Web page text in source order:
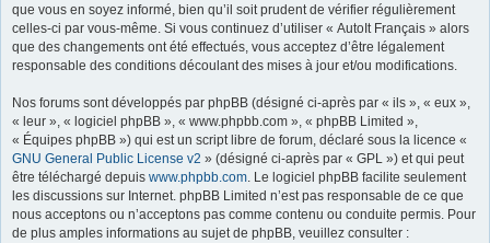
que vous en soyez informé, bien qu’il soit prudent de vérifier régulièrement
celles-ci par vous-même. Si vous continuez d’utiliser « AutoIt Français » alors
que des changements ont été effectués, vous acceptez d’être légalement
responsable des conditions découlant des mises à jour et/ou modifications.
Nos forums sont développés par phpBB (désigné ci-après par « ils », « eux »,
« leur », « logiciel phpBB », « www.phpbb.com », « phpBB Limited »,
« Équipes phpBB ») qui est un script libre de forum, déclaré sous la licence «
GNU General Public License v2 » (désigné ci-après par « GPL ») et qui peut
être téléchargé depuis www.phpbb.com. Le logiciel phpBB facilite seulement
les discussions sur Internet. phpBB Limited n’est pas responsable de ce que
nous acceptons ou n’acceptons pas comme contenu ou conduite permis. Pour
de plus amples informations au sujet de phpBB, veuillez consulter :